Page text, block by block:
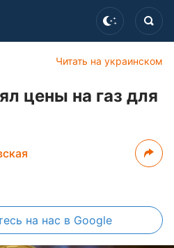
Читать на украинском
цены на газ для
на нас в Google